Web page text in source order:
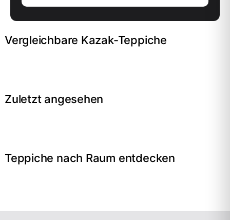
Vergleichbare Kazak-Teppiche
Zuletzt angesehen
Teppiche nach Raum entdecken
Wohnzimmer